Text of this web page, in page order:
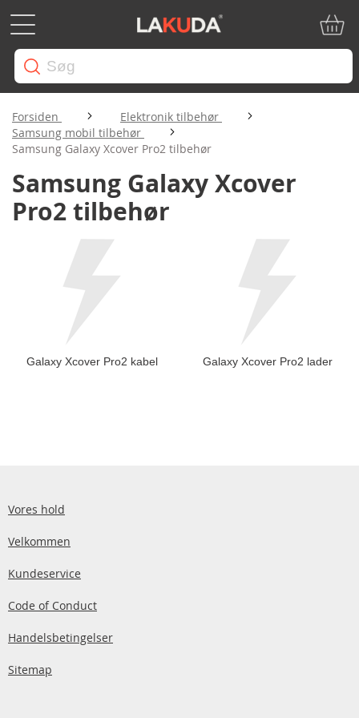
Forsiden
Elektronik tilbehør
Samsung mobil tilbehør
Samsung Galaxy Xcover Pro2 tilbehør
Samsung Galaxy Xcover
Pro2 tilbehør
Galaxy Xcover Pro2 kabel Galaxy Xcover Pro2 lader
Vores hold
Velkommen
Kundeservice
Code of Conduct
Handelsbetingelser
Sitemap